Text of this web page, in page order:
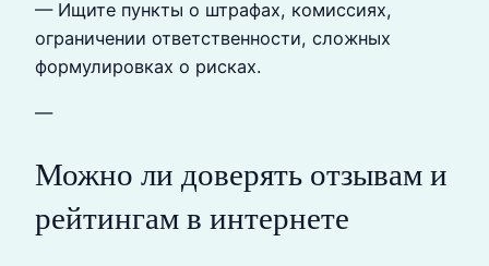
— Ищите пункты о штрафах, комиссиях,
ограничении ответственности, сложных
формулировках о рисках.
—
Можно ли доверять отзывам и
рейтингам в интернете